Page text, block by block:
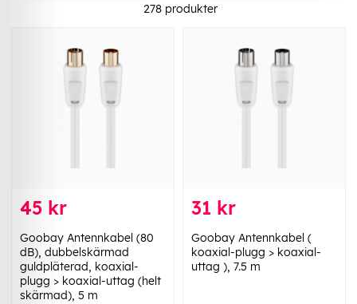
278produkter
45 kr
Goobay Antennkabel (80
dB), dubbelskärmad
guldpläterad, koaxial-
plugg > koaxial-uttag (helt
skärmad), 5 m
31 kr
Goobay Antennkabel (
koaxial-plugg > koaxial-
uttag ), 7.5 m